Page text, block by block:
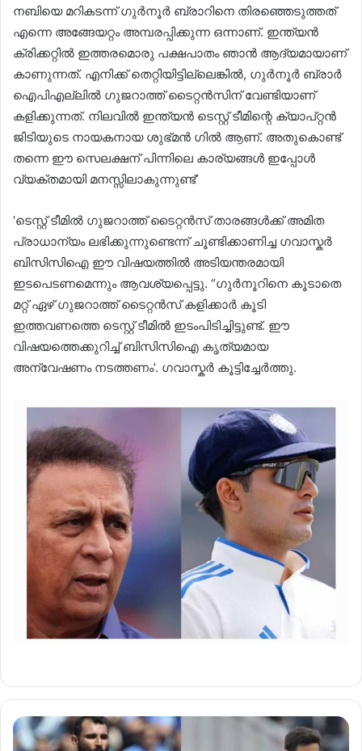
നബിയെ മറികടന്ന് ഗുർനൂർ ബ്രാറിനെ തിരഞ്ഞെടുത്തത്
എന്നെ അങ്ങേയറ്റം അമ്പരപ്പിക്കുന്ന ഒന്നാണ്. ഇന്ത്യൻ
ക്രിക്കറ്റിൽ ഇത്തരമൊരു പക്ഷപാതം ഞാൻ ആദ്യമായാണ്
കാണുന്നത്. എനിക്ക് തെറ്റിയിട്ടില്ലെങ്കിൽ, ഗുർനൂർ ബ്രാർ
ഐപിഎല്ലിൽ ഗുജറാത്ത് ടൈറ്റൻസിന് വേണ്ടിയാണ്
കളിക്കുന്നത്. നിലവിൽ ഇന്ത്യൻ ടെസ്റ്റ് ടീമിന്റെ ക്യാപ്റ്റൻ
ജിടിയുടെ നായകനായ ശുഭ്മൻ ഗിൽ ആണ്. അതുകൊണ്ട്
തന്നെ ഈ സെലക്ഷന് പിന്നിലെ കാര്യങ്ങൾ ഇപ്പോൾ
വ്യക്തമായി മനസ്സിലാകുന്നുണ്ട്’
‘ടെസ്റ്റ് ടീമിൽ ഗുജറാത്ത് ടൈറ്റൻസ് താരങ്ങൾക്ക് അമിത
പ്രാധാന്യം ലഭിക്കുന്നുണ്ടെന്ന് ചൂണ്ടിക്കാണിച്ച ഗവാസ്കർ
ബിസിസിഐ ഈ വിഷയത്തിൽ അടിയന്തരമായി
ഇടപെടണമെന്നും ആവശ്യപ്പെട്ടു. “ഗുർനൂറിനെ കൂടാതെ
മറ്റ് ഏഴ് ഗുജറാത്ത് ടൈറ്റൻസ് കളിക്കാർ കൂടി
ഇത്തവണത്തെ ടെസ്റ്റ് ടീമിൽ ഇടംപിടിച്ചിട്ടുണ്ട്. ഈ
വിഷയത്തെക്കുറിച്ച് ബിസിസിഐ കൃത്യമായ
അന്വേഷണം നടത്തണം’. ഗവാസ്കർ കൂട്ടിച്ചേർത്തു.